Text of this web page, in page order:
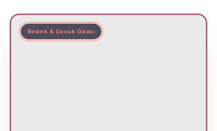
Bebek & Çocuk Odası